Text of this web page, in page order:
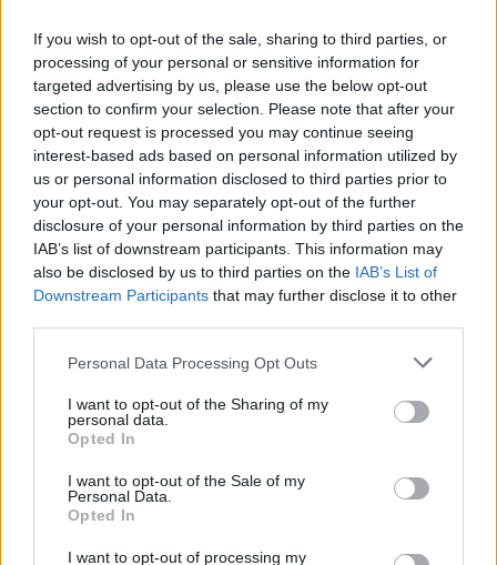
If you wish to opt-out of the sale, sharing to third parties, or
processing of your personal or sensitive information for
targeted advertising by us, please use the below opt-out
section to confirm your selection. Please note that after your
opt-out request is processed you may continue seeing
interest-based ads based on personal information utilized by
us or personal information disclosed to third parties prior to
your opt-out. You may separately opt-out of the further
disclosure of your personal information by third parties on the
IAB’s list of downstream participants. This information may
also be disclosed by us to third parties on the IAB’s List of
Downstream Participants that may further disclose it to other
Personal Data Processing Opt Outs
I want to opt-out of the Sharing of my
personal data.
Opted In
I want to opt-out of the Sale of my
Personal Data.
Opted In
I want to opt-out of processing my
egyébként már a Semi első bemutatásakor is azt állította,
hogy a független, kerékenkénti motorvezérlés miatt a
kamion gyakorlatilag
„lehetetlen, hogy jackknife helyzetbe
kerüljön”.
Érdemes ugyanakkor fenntartásokkal kezelni a látottakat,
hiszen a felvételt maga a Tesla készítette, nem pedig egy
független törésteszt vagy összehasonlító vizsgálat. Az
„összecsukhatatlan kamion”ennyiben inkább
marketingüzenet, mint tudományosan igazolt állítás. Ettől
még a technológia mögött álló fizikai alapelvek valósak, és
olyan előnyöket kínálnak, amelyeket a hagyományos dízel
tudnak utolérni.
Miért épp most jött a demonstráció?
A videó időzítése sem véletlen. A Tesla hosszú évek
csúszásai után végre megkezdte a Semi